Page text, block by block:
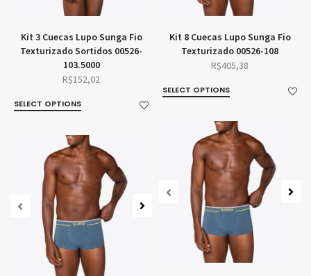
Kit 3 Cuecas Lupo Sunga Fio
Texturizado Sortidos 00526-
103.5000
R$152,02
SELECT OPTIONS
Kit 8 Cuecas Lupo Sunga Fio
Texturizado 00526-108
R$405,38
SELECT OPTIONS